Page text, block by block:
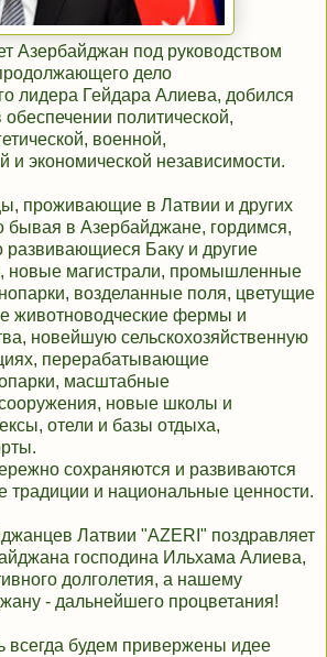
Азербайджан под руководством
дело
лидера Гейдара Алиева, добился
политической,
военной,
и экономической независимости.
проживающие в Латвии и других
бывая в Азербайджане, гордимся,
развивающиеся Баку и другие
новые магистрали, промышленные
возделанные поля, цветущие
животноводческие фермы и
новейшую сельскохозяйственную
перерабатывающие
масштабные
сооружения, новые школы и
отели и базы отдыха,
сохраняются и развиваются
традиции и национальные ценности.
Латвии "AZERI" поздравляет
господина Ильхама Алиева,
долголетия, а нашему
- дальнейшего процветания!
всегда будем привержены идее